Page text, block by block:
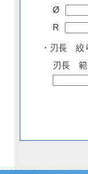
Ø
R
・刃長 絞
刃長 範